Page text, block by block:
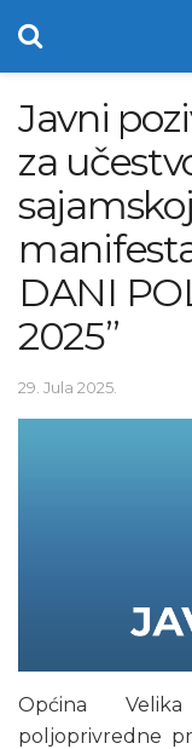
Javni
za
DANI
2025”
29. Jula 2025.
Općina
poljoprivredne